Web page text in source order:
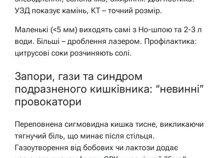
УЗД показує камінь, КТ – точний розмір.
Маленькі (<5 мм) виходять самі з Но-шпою та 2-3 л
води. Більші – дроблення лазером. Профілактика:
цитрусові соки розчиняють солі.
Запори, гази та синдром
подразненого кишківника: “невинні”
провокатори
Переповнена сигмовидна кишка тисне, викликаючи
тягнучий біль, що минає після стільця.
Газоутворення від бобових чи лактози додає